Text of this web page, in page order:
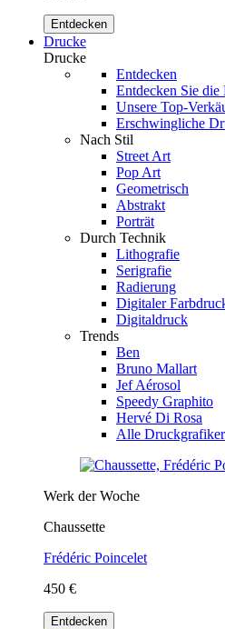
Entdecken
Drucke
Drucke
Entdecken
Entdecken Sie die
Unsere Top-
Erschwingliche
Nach Stil
Street Art
Pop Art
Geometrisch
Abstrakt
Porträt
Durch Technik
Lithografie
Serigrafie
Radierung
Digitaler
Digitaldruck
Trends
Ben
Bruno Mallart
Jef Aérosol
Speedy Graphito
Hervé Di Rosa
Alle Druckgrafiker
Werk der Woche
Chaussette
Frédéric Poincelet
450 €
Entdecken